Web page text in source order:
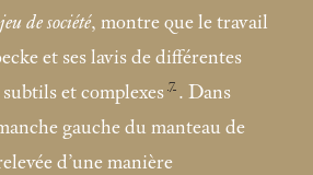
de société, montre que le travail
et ses lavis de différentes
et complexes 7 . Dans
gauche du manteau de
d’une manière